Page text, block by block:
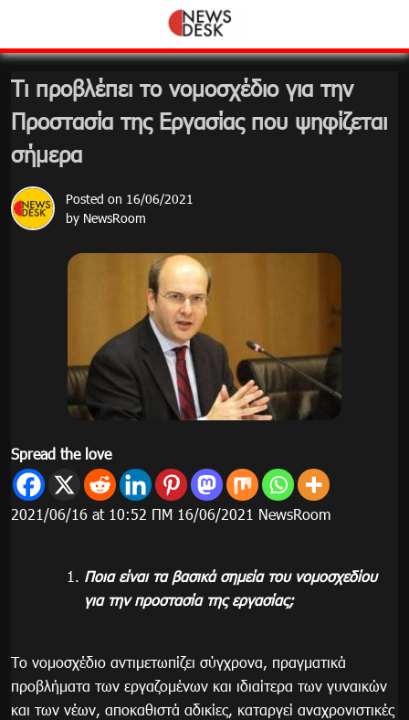
content
Τι προβλέπει το νομοσχέδιο για την
Προστασία της Εργασίας που ψηφίζεται
σήμερα
Posted on 16/06/2021
by NewsRoom
Spread the love
2021/06/16 at 10:52 ΠΜ 16/06/2021 NewsRoom
Ποια είναι τα βασικά σημεία του νομοσχεδίου
για την προστασία της εργασίας;
Το νομοσχέδιο αντιμετωπίζει σύγχρονα, πραγματικά
προβλήματα των εργαζομένων και ιδιαίτερα των γυναικών
και των νέων, αποκαθιστά αδικίες, καταργεί αναχρονιστικές